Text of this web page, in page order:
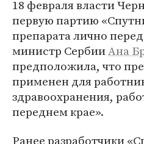
18 февраля власти
первую партию
препарата лично
министр СербииАна
предположила, что
применен для
здравоохранения,
переднем крае».
Ранее разработчики